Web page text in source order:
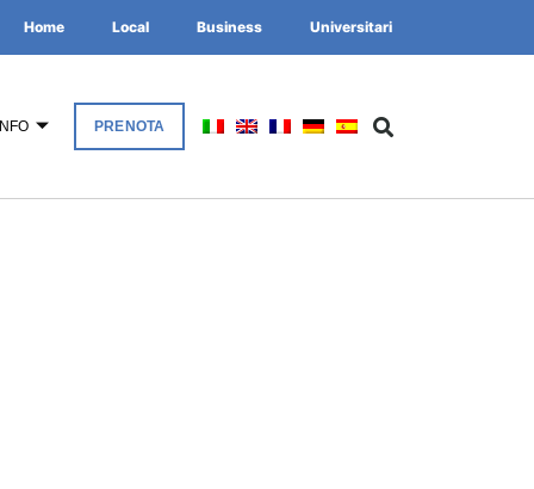
Home Local Business Universitari
INFO PRENOTA